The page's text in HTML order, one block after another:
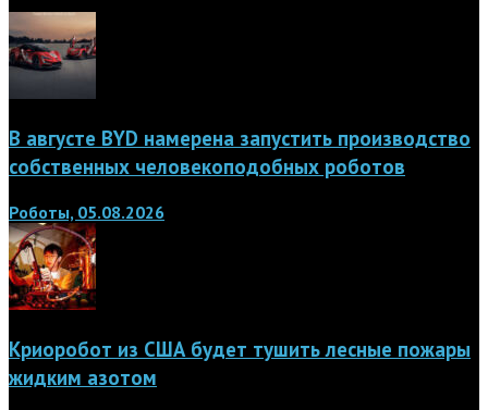
В августе BYD намерена запустить производство
собственных человекоподобных роботов
Роботы, 05.08.2026
Криоробот из США будет тушить лесные пожары
жидким азотом